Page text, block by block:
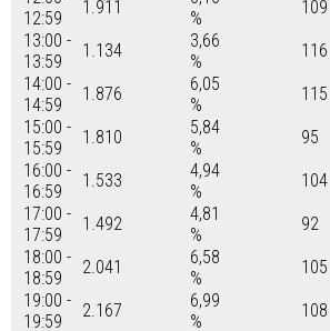
12:59
1.911
%
109
13:00 -
13:59
1.134
3,66
%
116
14:00 -
14:59
1.876
6,05
%
115
15:00 -
15:59
1.810
5,84
%
95
16:00 -
16:59
1.533
4,94
%
104
17:00 -
17:59
1.492
4,81
%
92
18:00 -
18:59
2.041
6,58
%
105
19:00 -
19:59
2.167
6,99
%
108